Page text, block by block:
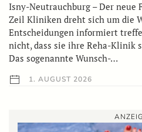
Isny-Neutrauchburg – Der neue
Zeil Kliniken dreht sich um die
Entscheidungen informiert
nicht, dass sie ihre Reha-Klinik
Das sogenannte Wunsch-…
1. AUGUST 2026